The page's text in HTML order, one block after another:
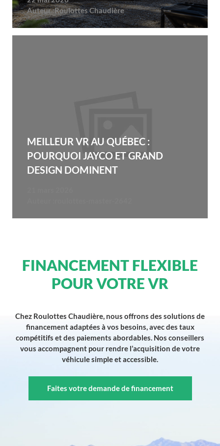
Auteur :Roulottes Chaudière
MEILLEUR VR AU QUÉBEC :
POURQUOI JAYCO ET GRAND
DESIGN DOMINENT
FINANCEMENT FLEXIBLE
POUR VOTRE VR
Chez Roulottes Chaudière, nous offrons des solutions de
financement adaptées à vos besoins, avec des taux
compétitifs et des paiements abordables. Nos conseillers
vous accompagnent pour rendre l’acquisition de votre
véhicule simple et accessible.
Faites votre demande de financement